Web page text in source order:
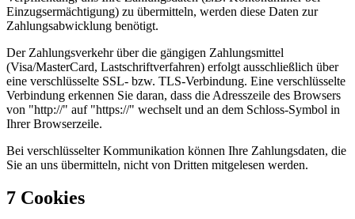
Einzugsermächtigung) zu übermitteln, werden diese Daten zur
Zahlungsabwicklung benötigt.
Der Zahlungsverkehr über die gängigen Zahlungsmittel
(Visa/MasterCard, Lastschriftverfahren) erfolgt ausschließlich über
eine verschlüsselte SSL- bzw. TLS-Verbindung. Eine verschlüsselte
Verbindung erkennen Sie daran, dass die Adresszeile des Browsers
von "http://" auf "https://" wechselt und an dem Schloss-Symbol in
Ihrer Browserzeile.
Bei verschlüsselter Kommunikation können Ihre Zahlungsdaten, die
Sie an uns übermitteln, nicht von Dritten mitgelesen werden.
7 Cookies